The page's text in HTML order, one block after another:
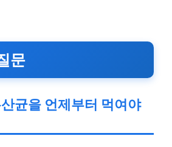
문
균을 언제부터 먹여야